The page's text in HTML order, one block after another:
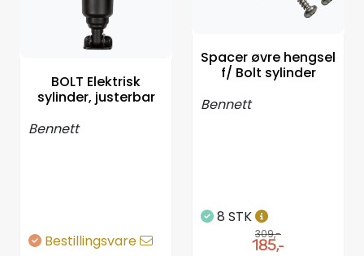
BOLT Elektrisk
sylinder, justerbar
Bennett
Bestillingsvare
Spacer øvre hengsel
f/ Bolt sylinder
Bennett
8 STK
309,-
185,-